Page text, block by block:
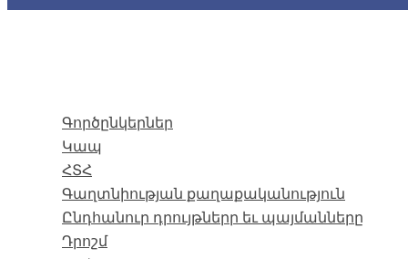
Գործընկերներ
Կապ
ՀՏՀ
Գաղտնիության քաղաքականություն
Ընդհանուր դրույթներր եւ պայմանները
Դրոշմ